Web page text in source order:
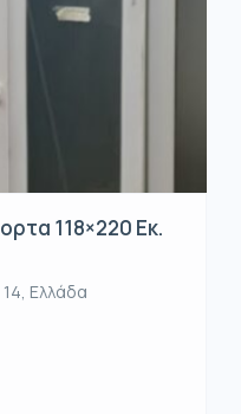
118×220 Εκ.
14, Ελλάδα